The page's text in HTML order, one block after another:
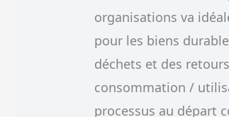
organisations va
pour les biens
déchets et des
consommation /
processus au départ